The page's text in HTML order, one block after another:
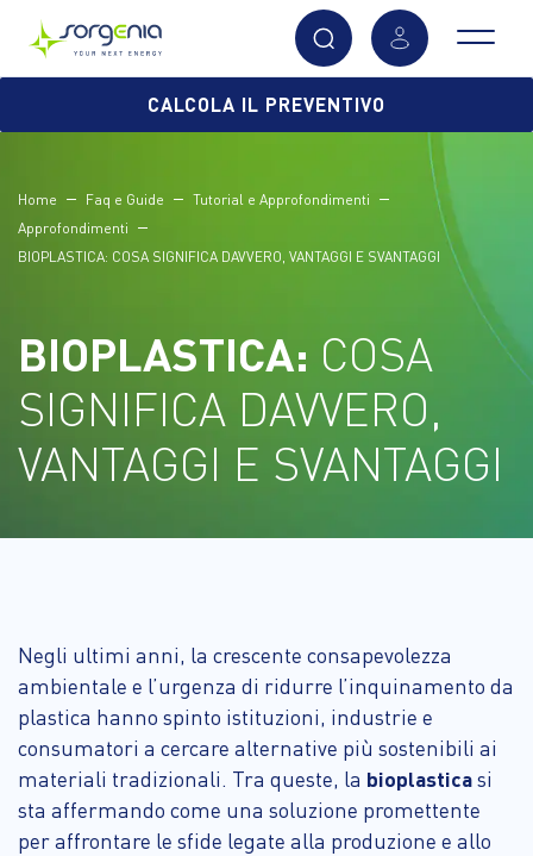
Home Faq e Guide
Tutorial e Approfondimenti
Approfondimenti
BIOPLASTICA: COSA SIGNIFICA DAVVERO, VANTAGGI E SVANTAGGI
BIOPLASTICA: COSA
SIGNIFICA DAVVERO,
VANTAGGI E SVANTAGGI
CALCOLA IL PREVENTIVO
Negli ultimi anni, la crescente consapevolezza
ambientale e l’urgenza di ridurre l’inquinamento da
plastica hanno spinto istituzioni, industrie e
consumatori a cercare alternative più sostenibili ai
materiali tradizionali. Tra queste, la bioplasticasi
sta affermando come una soluzione promettente
per affrontare le sfide legate alla produzione e allo